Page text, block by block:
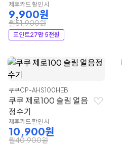
제휴카드 할인 시
9,900원
월51,900원
포인트27만 5천원
쿠쿠CP-AHS100HEB
쿠쿠 제로100 슬림 얼음
정수기
제휴카드 할인 시
10,900원
월40,900원